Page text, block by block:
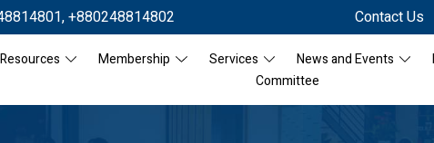
,+880248814802 Contact Us
Resources Membership Services News and Events
Committee